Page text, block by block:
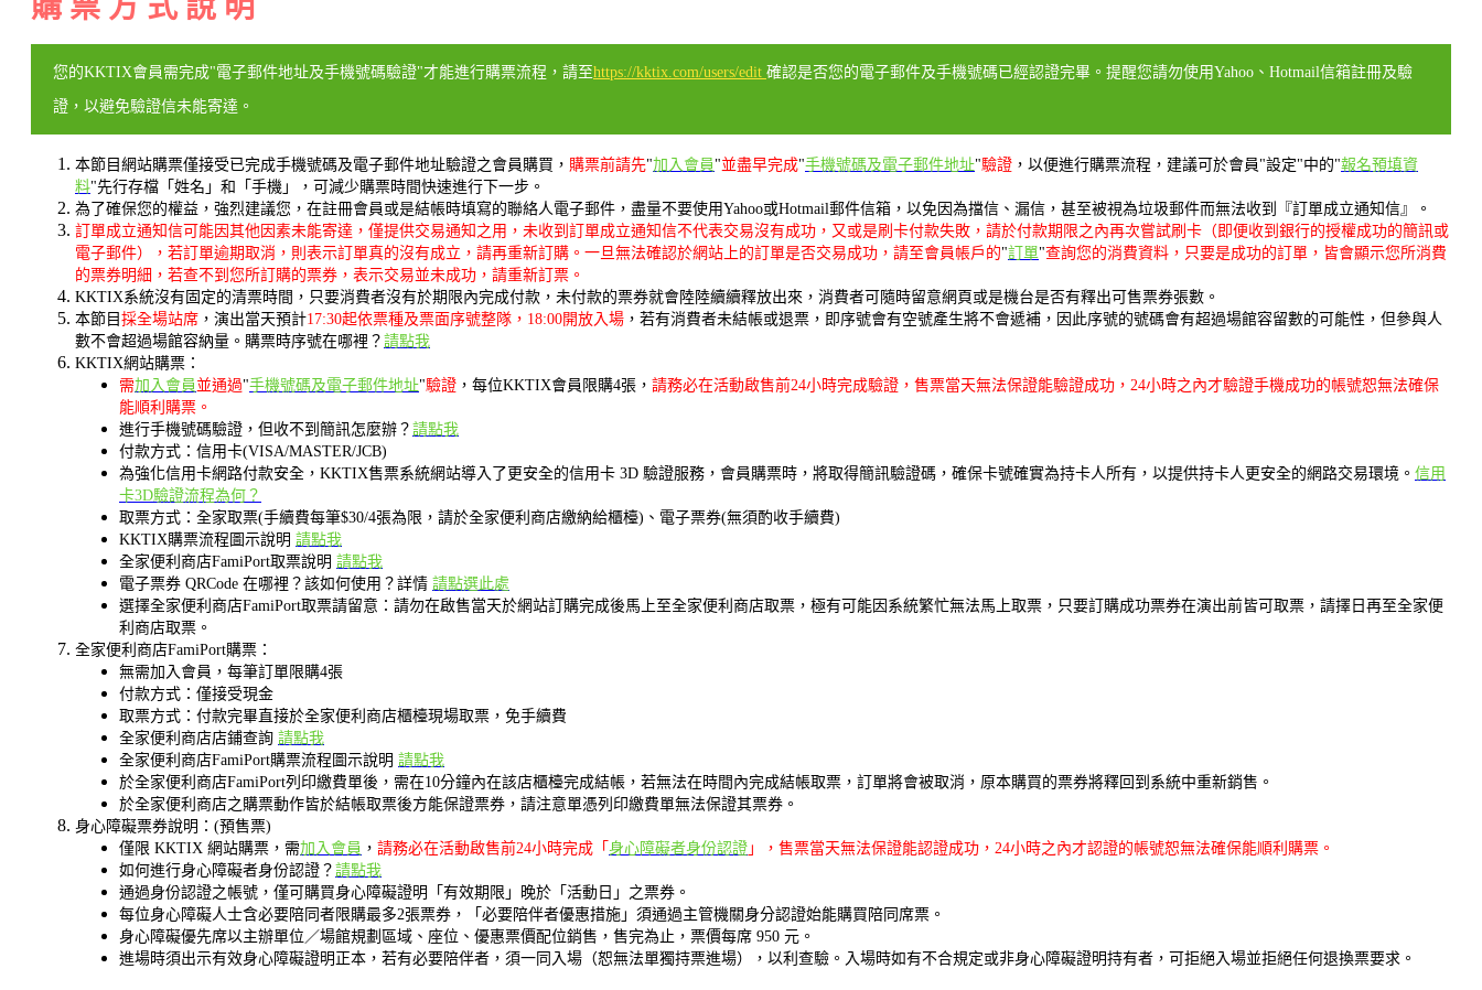
購 票 方 式 說 明
您的KKTIX會員需完成"電子郵件地址及手機號碼驗證"才能進行購票流程，請至https://kktix.com/users/edit 確認是否您的電子郵件及手機號碼已經認證完畢。提醒您請勿使用Yahoo、Hotmail信箱註冊及驗
證，以避免驗證信未能寄達。
本節目網站購票僅接受已完成手機號碼及電子郵件地址驗證之會員購買， 購票前請先"加入會員 "並盡早完成"手機號碼及電子郵件地址"驗證 ，以便進行購票流程，建議可於會員"設定"中的"報名預填資
料"先行存檔「姓名」和「手機」，可減少購票時間快速進行下一步。
為了確保您的權益，強烈建議您，在註冊會員或是結帳時填寫的聯絡人電子郵件，盡量不要使用Yahoo或Hotmail郵件信箱，以免因為擋信、漏信，甚至被視為垃圾郵件而無法收到『訂單成立通知信』。
訂單成立通知信可能因其他因素未能寄達，僅提供交易通知之用，未收到訂單成立通知信不代表交易沒有成功，又或是刷卡付款失敗，請於付款期限之內再次嘗試刷卡（即便收到銀行的授權成功的簡訊或
電子郵件），若訂單逾期取消，則表示訂單真的沒有成立，請再重新訂購。一旦無法確認於網站上的訂單是否交易成功，請至會員帳戶的"訂單"查詢您的消費資料，只要是成功的訂單，皆會顯示您所消費
的票券明細，若查不到您所訂購的票券，表示交易並未成功，請重新訂票。
KKTIX系統沒有固定的清票時間，只要消費者沒有於期限內完成付款，未付款的票券就會陸陸續續釋放出來，消費者可隨時留意網頁或是機台是否有釋出可售票券張數。
本節目 採全場站席 ，演出當天預計17:30起依票種及票面序號整隊，18:00開放入場 ，若有消費者未結帳或退票，即序號會有空號產生將不會遞補，因此序號的號碼會有超過場館容留數的可能性，但參與人
數不會超過場館容納量。購票時序號在哪裡？ 請點我
KKTIX網站購票：
需加入會員 並通過"手機號碼及電子郵件地址"驗證 ，每位KKTIX會員限購4張， 請務必在活動啟售前24小時完成驗證，售票當天無法保證能驗證成功，24小時之內才驗證手機成功的帳號恕無法確保
能順利購票。
進行手機號碼驗證，但收不到簡訊怎麼辦？ 請點我
付款方式：信用卡(VISA/MASTER/JCB)
為強化信用卡網路付款安全，KKTIX售票系統網站導入了更安全的信用卡 3D 驗證服務，會員購票時，將取得簡訊驗證碼，確保卡號確實為持卡人所有，以提供持卡人更安全的網路交易環境。 信用
卡3D驗證流程為何？
取票方式：全家取票(手續費每筆$30/4張為限，請於全家便利商店繳納給櫃檯)、電子票券(無須酌收手續費)
KKTIX購票流程圖示說明 請點我
全家便利商店FamiPort取票說明 請點我
電子票券 QRCode 在哪裡？該如何使用？詳情 請點選此處
選擇全家便利商店FamiPort取票請留意：請勿在啟售當天於網站訂購完成後馬上至全家便利商店取票，極有可能因系統繁忙無法馬上取票，只要訂購成功票券在演出前皆可取票，請擇日再至全家便
利商店取票。
全家便利商店FamiPort購票：
無需加入會員，每筆訂單限購4張
付款方式：僅接受現金
取票方式：付款完畢直接於全家便利商店櫃檯現場取票，免手續費
全家便利商店店鋪查詢 請點我
全家便利商店FamiPort購票流程圖示說明 請點我
於全家便利商店FamiPort列印繳費單後，需在10分鐘內在該店櫃檯完成結帳，若無法在時間內完成結帳取票，訂單將會被取消，原本購買的票券將釋回到系統中重新銷售。
於全家便利商店之購票動作皆於結帳取票後方能保證票券，請注意單憑列印繳費單無法保證其票券。
身心障礙票券說明：(預售票)
僅限 KKTIX 網站購票，需加入會員 ， 請務必在活動啟售前24小時完成「 身心障礙者身份認證 」，售票當天無法保證能認證成功，24小時之內才認證的帳號恕無法確保能順利購票。
如何進行身心障礙者身份認證？ 請點我
通過身份認證之帳號，僅可購買身心障礙證明「有效期限」晚於「活動日」之票券。
每位身心障礙人士含必要陪同者限購最多2張票券，「必要陪伴者優惠措施」須通過主管機關身分認證始能購買陪同席票。
身心障礙優先席以主辦單位／場館規劃區域、座位、優惠票價配位銷售，售完為止，票價每席 950 元。
進場時須出示有效身心障礙證明正本，若有必要陪伴者，須一同入場（恕無法單獨持票進場），以利查驗。入場時如有不合規定或非身心障礙證明持有者，可拒絕入場並拒絕任何退換票要求。